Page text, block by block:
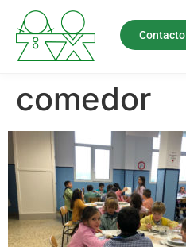
Contacto
comedor